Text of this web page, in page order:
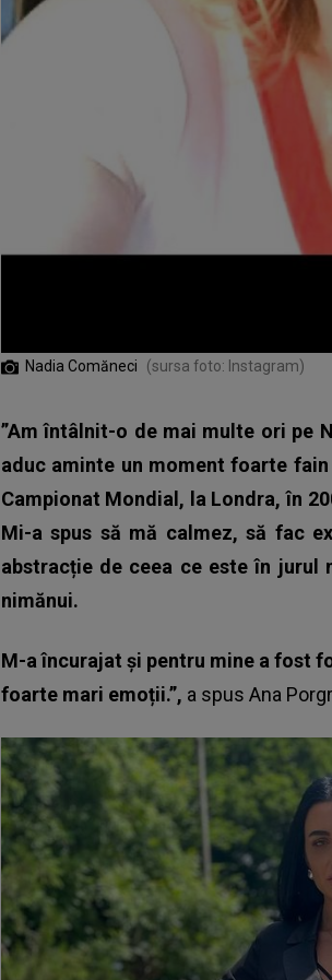
Nadia Comăneci (sursa foto: Instagram)
”Am întâlnit-o de mai multe ori pe
aduc aminte un moment foarte
Campionat Mondial, la Londra, în
Mi-a spus să mă calmez, să fac
abstracție de ceea ce este în jurul
nimănui.
M-a încurajat și pentru mine a fost
foarte mari emoții.”, a spus Ana